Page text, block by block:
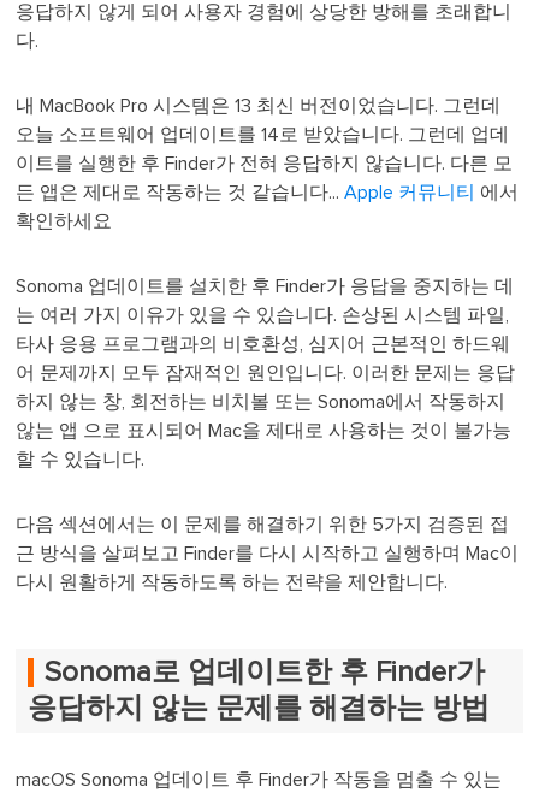
응답하지 않게 되어 사용자 경험에 상당한 방해를 초래합니
다.
내 MacBook Pro 시스템은 13 최신 버전이었습니다. 그런데
오늘 소프트웨어 업데이트를 14로 받았습니다. 그런데 업데
이트를 실행한 후 Finder가 전혀 응답하지 않습니다. 다른 모
든 앱은 제대로 작동하는 것 같습니다...Apple 커뮤니티
에서
확인하세요
Sonoma 업데이트를 설치한 후 Finder가 응답을 중지하는 데
는 여러 가지 이유가 있을 수 있습니다. 손상된 시스템 파일,
타사 응용 프로그램과의 비호환성, 심지어 근본적인 하드웨
어 문제까지 모두 잠재적인 원인입니다. 이러한 문제는 응답
하지 않는 창, 회전하는 비치볼 또는 Sonoma에서 작동하지
않는 앱 으로 표시되어 Mac을 제대로 사용하는 것이 불가능
할 수 있습니다.
다음 섹션에서는 이 문제를 해결하기 위한 5가지 검증된 접
근 방식을 살펴보고 Finder를 다시 시작하고 실행하며 Mac이
다시 원활하게 작동하도록 하는 전략을 제안합니다.
Sonoma로 업데이트한 후 Finder가
응답하지 않는 문제를 해결하는 방법
macOS Sonoma 업데이트 후 Finder가 작동을 멈출 수 있는